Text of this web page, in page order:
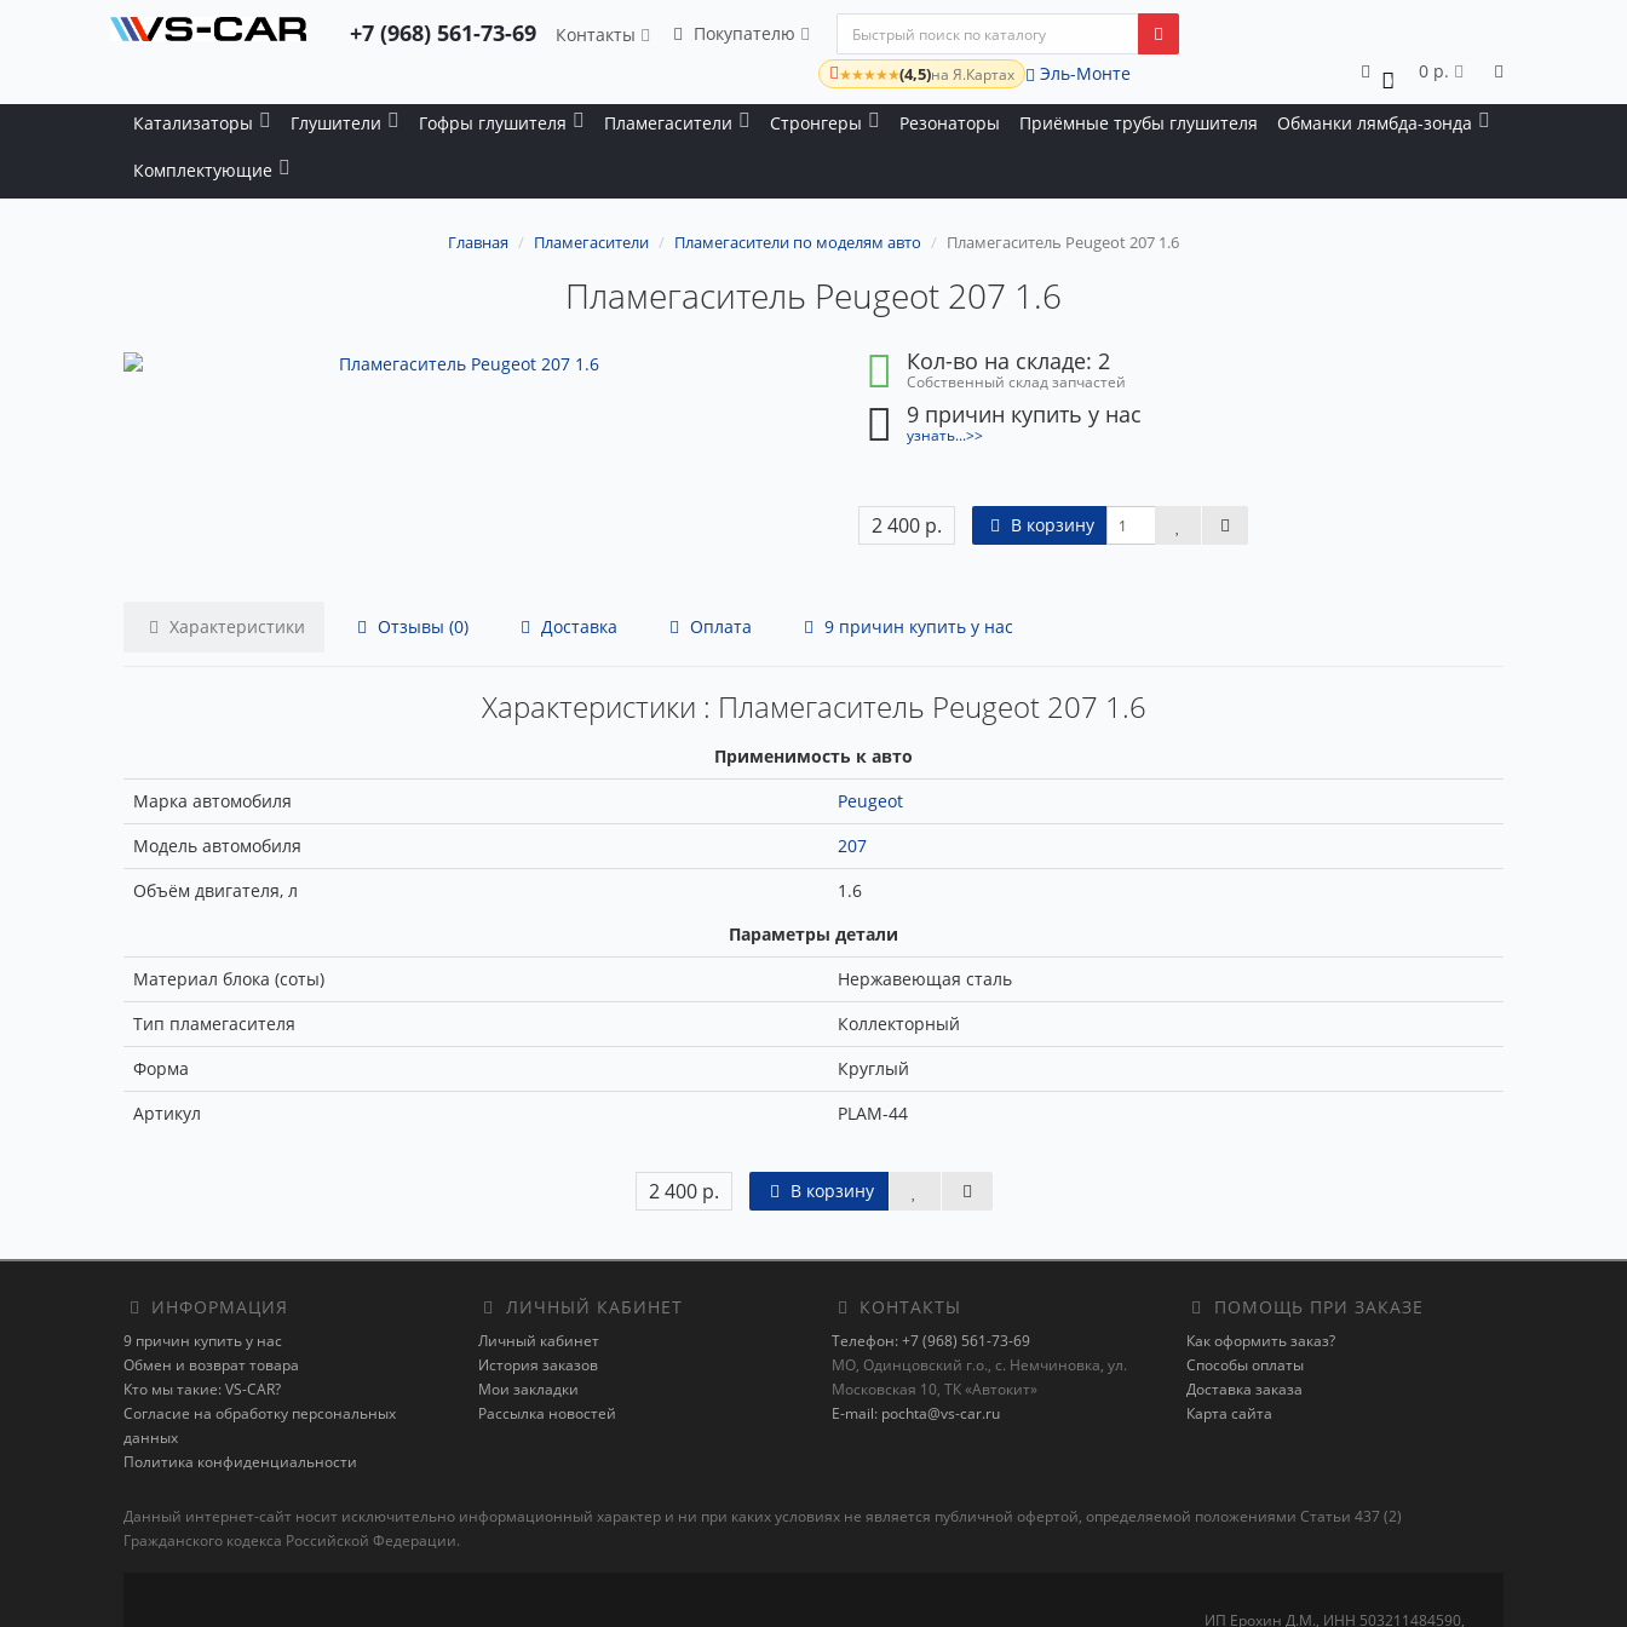
+7 (968) 561-73-69 Контакты Покупателю
★★★★★(4,5)на Я.Картах Эль-Монте 0 0 р.
Катализаторы Глушители Гофры глушителя Пламегасители Стронгеры Резонаторы Приёмные трубы глушителя Обманки лямбда-зонда
Комплектующие
Главная Пламегасители Пламегасители по моделям авто Пламегаситель Peugeot 207 1.6
Пламегаситель Peugeot 207 1.6
Кол-во на складе: 2
Собственный склад запчастей
9 причин купить у нас
узнать...>>
2 400 р. В корзину
Характеристики Отзывы (0) Доставка Оплата 9 причин купить у нас
Характеристики : Пламегаситель Peugeot 207 1.6
Применимость к авто
Марка автомобиля
Peugeot
Модель автомобиля
207
Объём двигателя, л
1.6
Параметры детали
Материал блока (соты)
Нержавеющая сталь
Тип пламегасителя
Коллекторный
Форма
Круглый
Артикул
PLAM-44
2 400 р. В корзину
ИНФОРМАЦИЯ
9 причин купить у нас
Обмен и возврат товара
Кто мы такие: VS-CAR?
Согласие на обработку персональных
данных
Политика конфиденциальности
ЛИЧНЫЙ КАБИНЕТ
Личный кабинет
История заказов
Мои закладки
Рассылка новостей
КОНТАКТЫ
Телефон: +7 (968) 561-73-69
МО, Одинцовский г.о., с. Немчиновка, ул.
Московская 10, ТК «Автокит»
E-mail: pochta@vs-car.ru
ПОМОЩЬ ПРИ ЗАКАЗЕ
Как оформить заказ?
Способы оплаты
Доставка заказа
Карта сайта
Данный интернет-сайт носит исключительно информационный характер и ни при каких условиях не является публичной офертой, определяемой положениями Статьи 437 (2)
Гражданского кодекса Российской Федерации.
ИП Ерохин Д.М., ИНН 503211484590,